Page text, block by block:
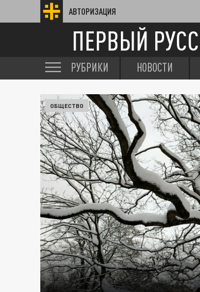
АВТОРИЗАЦИЯ
ПЕРВЫЙ
РУБРИКИ НОВОСТИ
ОБЩЕСТВО